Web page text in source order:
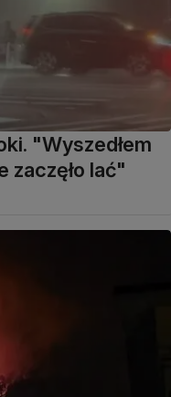
"Wyszedłem
zaczęło lać"